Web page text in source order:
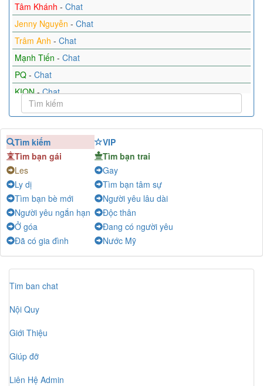
Tâm Khánh - Chat
Jenny Nguyễn - Chat
Trâm Anh - Chat
Mạnh Tiến - Chat
PQ - Chat
KION-Chat
Bơ
- Chat
Ben-Chat
🍀Mon🐒-
Như Mai -Chat
Ly Nguyen
Nắng mới - Chat
Tìm kiếm
VIP
Tìm bạn gái
Tìm bạn trai
Les
Gay
Ly dị
Tìm bạn tâm sự
Tìm bạn bè mới
Người yêu lâu dài
Người yêu ngắn hạn
Độc thân
Ở góa
Đang có người yêu
Đã có gia đình
Nước Mỹ
Tim ban chat
Nội Quy
Giới Thiệu
Giúp đỡ
Liên Hệ Admin